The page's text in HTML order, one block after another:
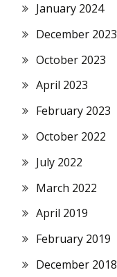
January 2024
December 2023
October 2023
April 2023
February 2023
October 2022
July 2022
March 2022
April 2019
February 2019
December 2018